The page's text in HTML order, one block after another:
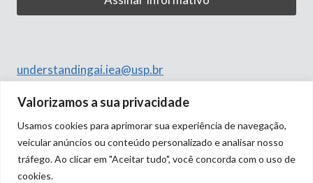
Valorizamos a sua privacidade
Usamos cookies para aprimorar sua experiência de navegação,
veicular anúncios ou conteúdo personalizado e analisar nosso
tráfego. Ao clicar em "Aceitar tudo", você concorda com o uso de
cookies.
understandingai.iea@usp.br
Rua do Anfiteatro, 513
Butantã, São Paulo – SP
05508-060